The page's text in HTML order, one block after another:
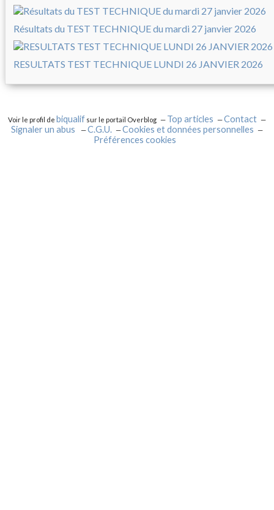
Résultats du TEST TECHNIQUE du mardi 27 janvier 2026
RESULTATS TEST TECHNIQUE LUNDI 26 JANVIER 2026
Voir le profil de biqualif sur le portail Overblog Top articles
Contact
Signaler un abus
C.G.U.
Cookies et données personnelles
Préférences cookies